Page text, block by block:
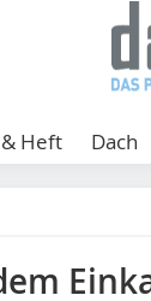
Heft Dach